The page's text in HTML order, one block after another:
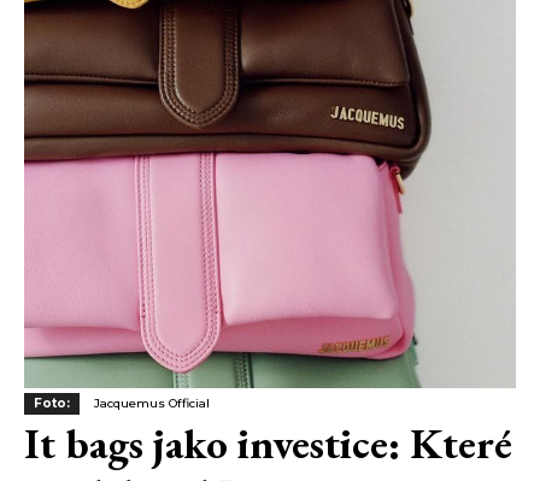
Foto: Jacquemus Official
It bags jako investice: Které